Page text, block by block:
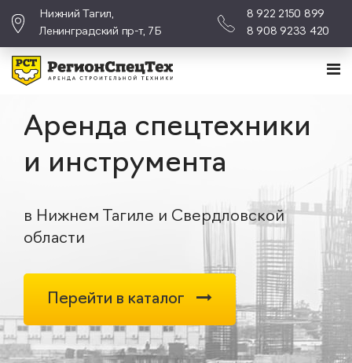
Нижний Тагил,
Ленинградский пр-т, 7Б
8 922 2150 899
8 908 9233 420
Аренда спецтехники
и инструмента
в Нижнем Тагиле и Свердловской
области
Перейти в каталог